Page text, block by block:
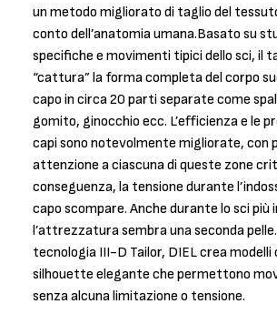
un metodo migliorato di taglio del
conto dell’anatomia umana.Basato su
specifiche e movimenti tipici dello sci, il
“cattura” la forma completa del corpo
capo in circa 20 parti separate come
gomito, ginocchio ecc. L’efficienza e le
capi sono notevolmente migliorate, con
attenzione a ciascuna di queste zone
conseguenza, la tensione durante
capo scompare. Anche durante lo sci più
l’attrezzatura sembra una seconda
tecnologia III-D Tailor, DIEL crea modelli
silhouette elegante che permettono
senza alcuna limitazione o tensione.